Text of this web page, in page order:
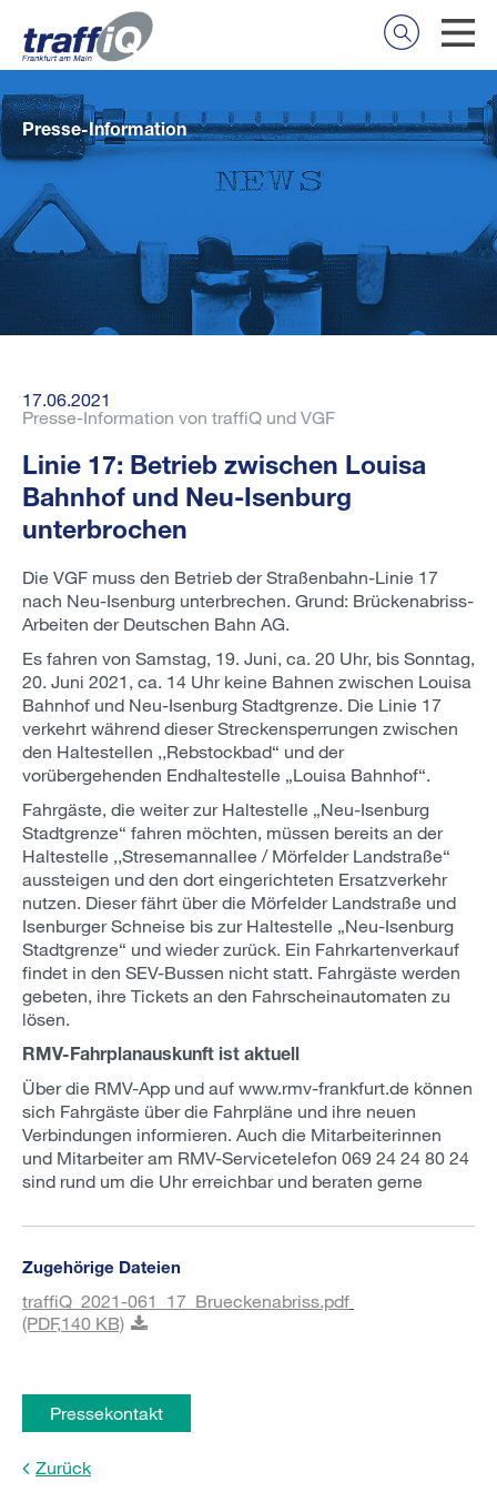
Presse-Information
17.06.2021
Presse-Information von traffiQ und VGF
Linie 17: Betrieb zwischen Louisa
Bahnhof und Neu-Isenburg
unterbrochen
Die VGF muss den Betrieb der Straßenbahn-Linie 17
nach Neu-Isenburg unterbrechen. Grund: Brückenabriss-
Arbeiten der Deutschen Bahn AG.
Es fahren von Samstag, 19. Juni, ca. 20 Uhr, bis Sonntag,
20. Juni 2021, ca. 14 Uhr keine Bahnen zwischen Louisa
Bahnhof und Neu-Isenburg Stadtgrenze. Die Linie 17
verkehrt während dieser Streckensperrungen zwischen
den Haltestellen ,,Rebstockbad“ und der
vorübergehenden Endhaltestelle „Louisa Bahnhof“.
Fahrgäste, die weiter zur Haltestelle „Neu-Isenburg
Stadtgrenze“ fahren möchten, müssen bereits an der
Haltestelle ,,Stresemannallee / Mörfelder Landstraße“
aussteigen und den dort eingerichteten Ersatzverkehr
nutzen. Dieser fährt über die Mörfelder Landstraße und
Isenburger Schneise bis zur Haltestelle „Neu-Isenburg
Stadtgrenze“ und wieder zurück. Ein Fahrkartenverkauf
findet in den SEV-Bussen nicht statt. Fahrgäste werden
gebeten, ihre Tickets an den Fahrscheinautomaten zu
lösen.
RMV-Fahrplanauskunft ist aktuell
Über die RMV-App und auf www.rmv-frankfurt.de können
sich Fahrgäste über die Fahrpläne und ihre neuen
Verbindungen informieren. Auch die Mitarbeiterinnen
und Mitarbeiter am RMV-Servicetelefon 069 24 24 80 24
sind rund um die Uhr erreichbar und beraten gerne
Zugehörige Dateien
traffiQ_2021-061_17_Brueckenabriss.pdf
(PDF,140 KB)
Pressekontakt
Zurück